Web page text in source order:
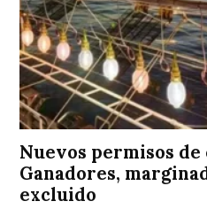
Nuevos permisos de
Ganadores,
excluido